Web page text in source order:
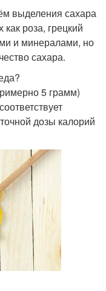
выделения сахара
роза, грецкий
и минералами, но
сахара.
5 грамм)
дозы калорий